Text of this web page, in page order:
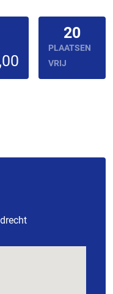
20
PLAATSEN
VRIJ